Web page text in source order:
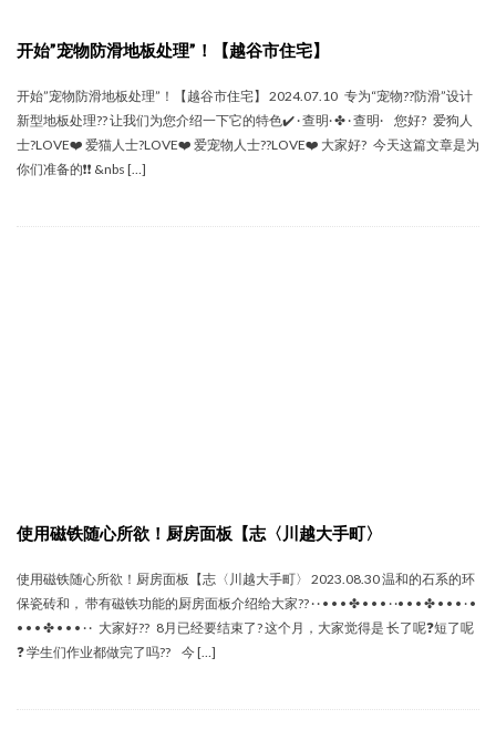
开始”宠物防滑地板处理”！【越谷市住宅】
开始”宠物防滑地板处理”！【越谷市住宅】 2024.07.10 专为“宠物??防滑”设计
新型地板处理?? 让我们为您介绍一下它的特色✔️ · 查明· ✤ · 查明· 您好? 爱狗人
士?LOVE❤️ 爱猫人士?LOVE❤️ 爱宠物人士??LOVE❤️ 大家好? 今天这篇文章是为
你们准备的❗️❗️ &nbs […]
使用磁铁随心所欲！厨房面板【志〈川越大手町〉
使用磁铁随心所欲！厨房面板【志〈川越大手町〉 2023.08.30 温和的石系的环
保瓷砖和， 带有磁铁功能的厨房面板介绍给大家?? · · • • • ✤ • • • · ·• • • ✤ • • • · •
• • • ✤ • • • · · 大家好?? 8月已经要结束了? 这个月，大家觉得是 长了呢❓短了呢
❓ 学生们作业都做完了吗?? 今 […]